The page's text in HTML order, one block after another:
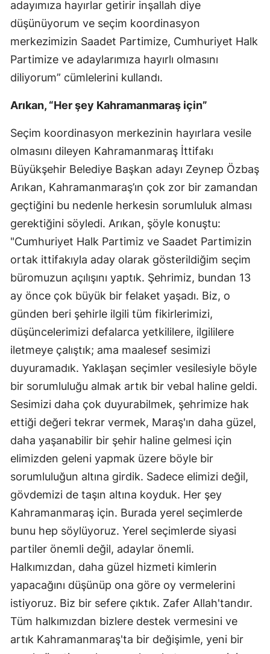
adayımıza hayırlar getirir inşallah diye
düşünüyorum ve seçim koordinasyon
merkezimizin Saadet Partimize, Cumhuriyet Halk
Partimize ve adaylarımıza hayırlı olmasını
diliyorum” cümlelerini kullandı.
Arıkan, “Her şey Kahramanmaraş için”
Seçim koordinasyon merkezinin hayırlara vesile
olmasını dileyen Kahramanmaraş İttifakı
Büyükşehir Belediye Başkan adayı Zeynep Özbaş
Arıkan, Kahramanmaraş’ın çok zor bir zamandan
geçtiğini bu nedenle herkesin sorumluluk alması
gerektiğini söyledi. Arıkan, şöyle konuştu:
"Cumhuriyet Halk Partimiz ve Saadet Partimizin
ortak ittifakıyla aday olarak gösterildiğim seçim
büromuzun açılışını yaptık. Şehrimiz, bundan 13
ay önce çok büyük bir felaket yaşadı. Biz, o
günden beri şehirle ilgili tüm fikirlerimizi,
düşüncelerimizi defalarca yetkililere, ilgililere
iletmeye çalıştık; ama maalesef sesimizi
duyuramadık. Yaklaşan seçimler vesilesiyle böyle
bir sorumluluğu almak artık bir vebal haline geldi.
Sesimizi daha çok duyurabilmek, şehrimize hak
ettiği değeri tekrar vermek, Maraş'ın daha güzel,
daha yaşanabilir bir şehir haline gelmesi için
elimizden geleni yapmak üzere böyle bir
sorumluluğun altına girdik. Sadece elimizi değil,
gövdemizi de taşın altına koyduk. Her şey
Kahramanmaraş için. Burada yerel seçimlerde
bunu hep söylüyoruz. Yerel seçimlerde siyasi
partiler önemli değil, adaylar önemli.
Halkımızdan, daha güzel hizmeti kimlerin
yapacağını düşünüp ona göre oy vermelerini
istiyoruz. Biz bir sefere çıktık. Zafer Allah'tandır.
Tüm halkımızdan bizlere destek vermesini ve
artık Kahramanmaraş'ta bir değişimle, yeni bir